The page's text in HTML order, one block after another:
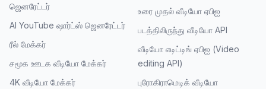
ஜெனரேட்டர்
AI YouTube ஷார்ட்ஸ் ஜெனரேட்டர்
ரீல் மேக்கர்
சமூக ஊடக வீடியோ மேக்கர்
4K வீடியோ மேக்கர்
உரை முதல் வீடியோ ஏபிஐ
படத்திலிருந்து வீடியோ API
வீடியோ எடிட்டிங் ஏபிஐ (Video
editing API)
புரோகிராமெடிக் வீடியோ